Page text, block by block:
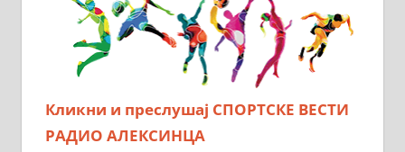
Кликни и преслушај СПОРТСКЕ ВЕСТИ
РАДИО АЛЕКСИНЦА